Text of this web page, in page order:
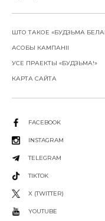
ШТО ТАКОЕ «БУДЗЬМА
АСОБЫ КАМПАНІІ
УСЕ ПРАЕКТЫ «БУДЗЬМА!»
КАРТА САЙТА
FACEBOOK
INSTAGRAM
TELEGRAM
TIKTOK
X (TWITTER)
YOUTUBE